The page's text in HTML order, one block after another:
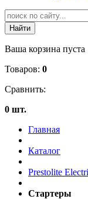
Ваша корзина пуста
Товаров: 0
Сравнить:
0 шт.
Главная
Каталог
Prestolite
Стартеры